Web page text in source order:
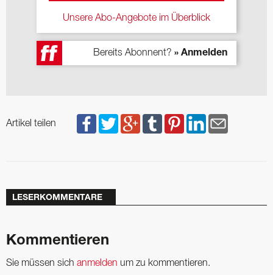
Unsere Abo-Angebote im Überblick
Bereits Abonnent? » Anmelden
Artikel teilen
LESERKOMMENTARE
Kommentieren
Sie müssen sich anmelden um zu kommentieren.